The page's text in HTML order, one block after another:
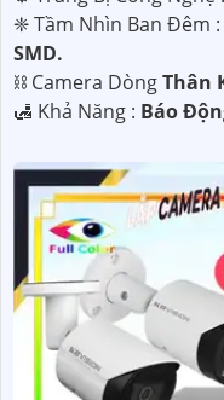
❈ Tầm Nhìn Ban Đêm :
SMD.
⛓ Camera DòngThân
️🛃 Khả Năng : Báo